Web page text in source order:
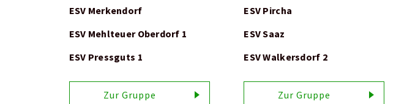
ESV Merkendorf
ESV Mehlteuer Oberdorf 1
ESV Pressguts 1
Zur Gruppe
ESV Pircha
ESV Saaz
ESV Walkersdorf 2
Zur Gruppe